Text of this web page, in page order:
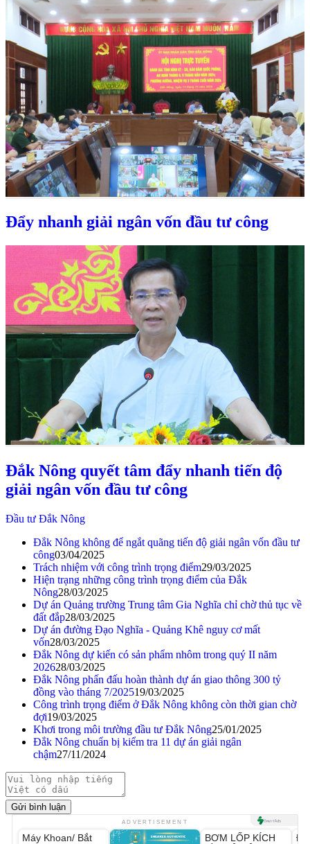
Đẩy nhanh giải ngân vốn đầu tư công
Đắk Nông quyết tâm đẩy nhanh tiến độ
giải ngân vốn đầu tư công
Đầu tư Đắk Nông
Đắk Nông không để ngắt quãng tiến độ giải ngân vốn đầu tư
công03/04/2025
Trách nhiệm với công trình trọng điểm29/03/2025
Hiện trạng những công trình trọng điểm của Đắk
Nông28/03/2025
Dự án Quảng trường Trung tâm Gia Nghĩa chỉ chờ thủ tục về
đất đắp28/03/2025
Dự án đường Đạo Nghĩa - Quảng Khê nguy cơ mất
vốn28/03/2025
Đắk Nông dự kiến có sản phẩm nhôm trong quý II năm
202628/03/2025
Đắk Nông phấn đấu hoàn thành dự án giao thông 300 tỷ
đồng vào tháng 7/202519/03/2025
Công trình trọng điểm ở Đắk Nông không còn thời gian chờ
đợi19/03/2025
Khơi trong môi trường đầu tư Đắk Nông25/01/2025
Đắk Nông chuẩn bị kiểm tra 11 dự án giải ngân
chậm27/11/2024
Gửi bình luận
ADVERTISEMENT
-33%
Máy Khoan/ Bắt
-37%
BƠM LỐP KÍCH